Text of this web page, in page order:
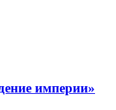
империи»